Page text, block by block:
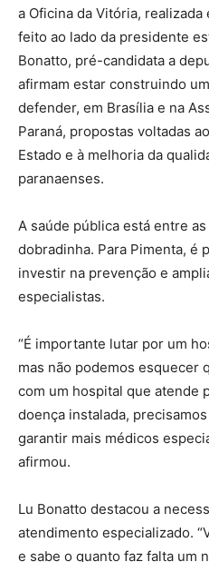
a Oficina da Vitória,
feito ao lado da presidente
Bonatto, pré-candidata a
afirmam estar construindo
defender, em Brasília e na
Paraná, propostas voltadas
Estado e à melhoria da
paranaenses.
A saúde pública está entre
dobradinha. Para Pimenta, é
investir na prevenção e
especialistas.
“É importante lutar por um
mas não podemos esquecer
com um hospital que atende
doença instalada,
garantir mais médicos
afirmou.
Lu Bonatto destacou a
atendimento especializado.
e sabe o quanto faz falta um